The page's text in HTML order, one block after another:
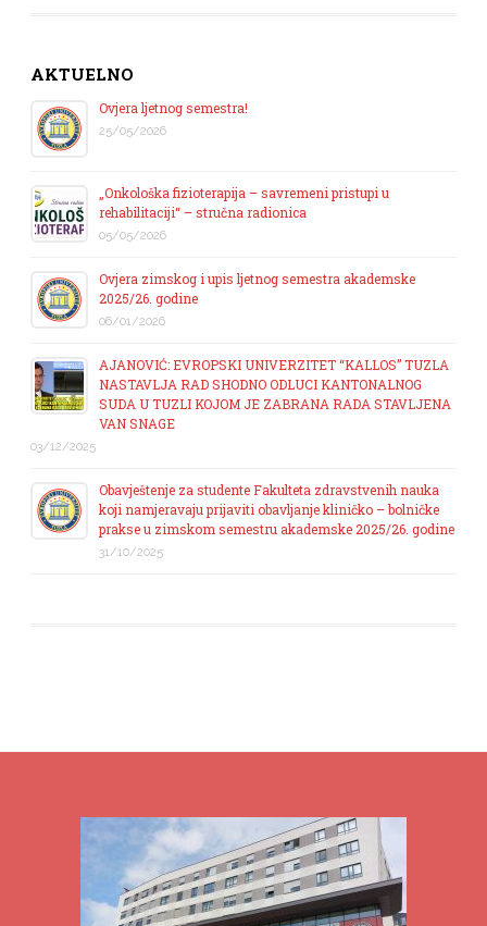
AKTUELNO
Ovjera ljetnog semestra!
25/05/2026
„Onkološka fizioterapija – savremeni pristupi u
rehabilitaciji“ – stručna radionica
05/05/2026
Ovjera zimskog i upis ljetnog semestra akademske
2025/26. godine
06/01/2026
AJANOVIĆ: EVROPSKI UNIVERZITET “KALLOS” TUZLA
NASTAVLJA RAD SHODNO ODLUCI KANTONALNOG
SUDA U TUZLI KOJOM JE ZABRANA RADA STAVLJENA
VAN SNAGE
03/12/2025
Obavještenje za studente Fakulteta zdravstvenih nauka
koji namjeravaju prijaviti obavljanje kliničko – bolničke
prakse u zimskom semestru akademske 2025/26. godine
31/10/2025